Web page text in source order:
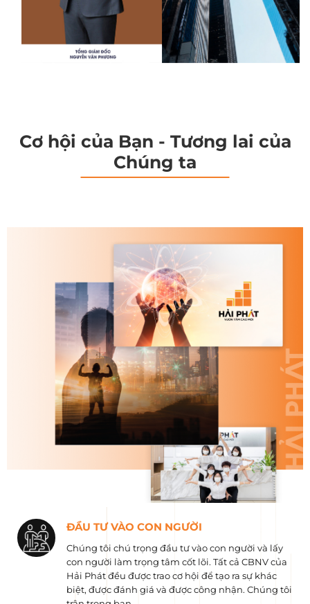
Cơ hội của Bạn - Tương lai của
Chúng ta
ĐẦU TƯ VÀO CON NGƯỜI
Chúng tôi chú trọng đầu tư vào con người và lấy
con người làm trọng tâm cốt lõi. Tất cả CBNV của
Hải Phát đều được trao cơ hội để tạo ra sự khác
biệt, được đánh giá và được công nhận. Chúng tôi